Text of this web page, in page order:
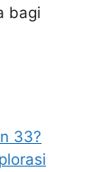
bagi
33?